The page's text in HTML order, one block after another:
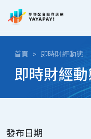
首頁 即時財經動態
即時財經
發布日期